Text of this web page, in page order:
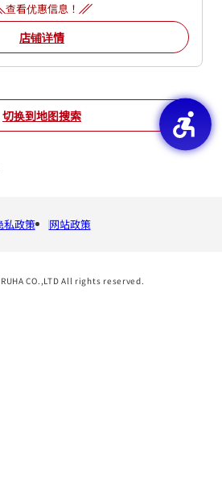
查看优惠信息！
店铺详情
切换到地图搜索
私政策 网站政策
CO.,LTD All rights reserved.